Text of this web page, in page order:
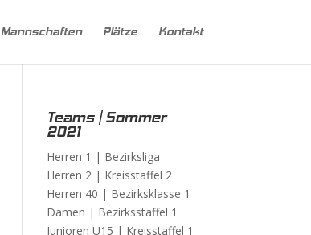
Mannschaften Plätze Kontakt
Teams | Sommer
2021
Herren 1 | Bezirksliga
Herren 2 | Kreisstaffel 2
Herren 40 | Bezirksklasse 1
Damen | Bezirksstaffel 1
Junioren U15 | Kreisstaffel 1